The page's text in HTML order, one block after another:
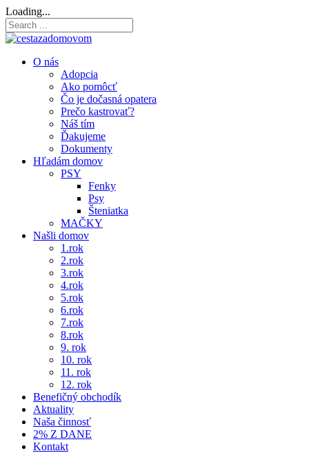
Ako pomôcť
Čo je dočasná opatera
Prečo kastrovať?
Náš tím
Ďakujeme
Dokumenty
Hľadám domov
PSY
Psy
Šteniatka
MAČKY
Našli domov
1.rok
2.rok
3.rok
4.rok
5.rok
6.rok
7.rok
8.rok
9. rok
10. rok
11. rok
12. rok
Benefičný obchodík
Aktuality
Naša činnosť
2% Z DANE
Kontakt
Search